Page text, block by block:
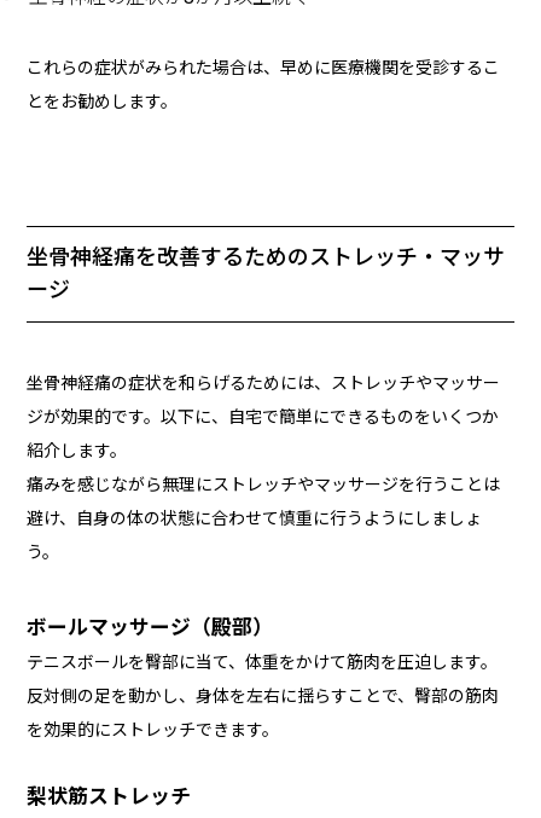
これらの症状がみられた場合は、早めに医療機関を受診するこ
とをお勧めします。
坐骨神経痛を改善するためのストレッチ・マッサ
ージ
坐骨神経痛の症状を和らげるためには、ストレッチやマッサー
ジが効果的です。以下に、自宅で簡単にできるものをいくつか
紹介します。
痛みを感じながら無理にストレッチやマッサージを行うことは
避け、自身の体の状態に合わせて慎重に行うようにしましょ
う。
ボールマッサージ（殿部）
テニスボールを臀部に当て、体重をかけて筋肉を圧迫します。
反対側の足を動かし、身体を左右に揺らすことで、臀部の筋肉
を効果的にストレッチできます。
梨状筋ストレッチ